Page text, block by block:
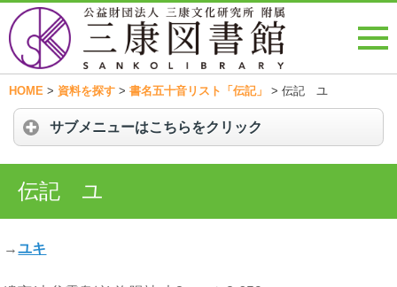
HOME > 資料を探す > 書名五十音リスト「伝記」 > 伝記 ユ
サブメニューはこちらをクリック
伝記 ユ
→ユキ